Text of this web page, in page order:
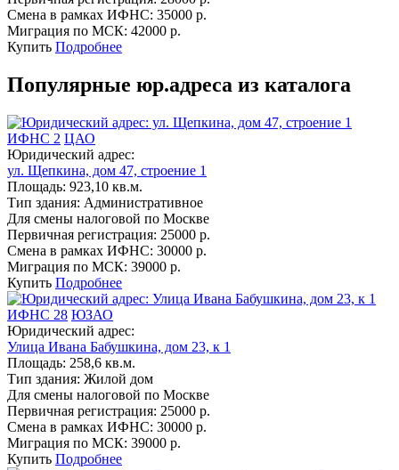
Смена в рамках ИФНС: 35000 р.
Миграция по МСК: 42000 р.
Купить Подробнее
Популярные юр.адреса из каталога
ИФНС 2 ЦАО
Юридический адрес:
ул. Щепкина, дом 47, строение 1
Площадь: 923,10 кв.м.
Тип здания: Административное
Для смены налоговой по Москве
Первичная регистрация: 25000 р.
Смена в рамках ИФНС: 30000 р.
Миграция по МСК: 39000 р.
Купить Подробнее
ИФНС 28 ЮЗАО
Юридический адрес:
Улица Ивана Бабушкина, дом 23, к 1
Площадь: 258,6 кв.м.
Тип здания: Жилой дом
Для смены налоговой по Москве
Первичная регистрация: 25000 р.
Смена в рамках ИФНС: 30000 р.
Миграция по МСК: 39000 р.
Купить Подробнее